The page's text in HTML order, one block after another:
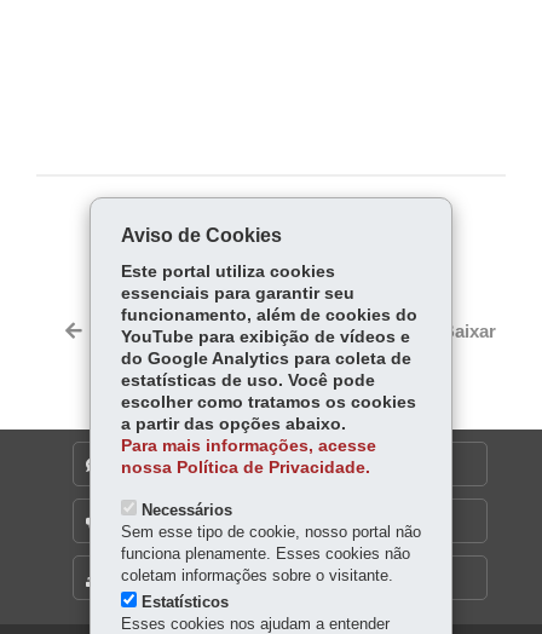
COMPARTILHE:
Fa
ce
bo
ok
Tw
itt
er
ts
Ap
p
Voltar Início Imprimir Baixar
MAPA DO SITE
DENUNCIE CORRUPÇÃO
OUVIDORIA
Aviso de Cookies
Este portal utiliza cookies
essenciais para garantir seu
funcionamento, além de cookies do
YouTube para exibição de vídeos e
do Google Analytics para coleta de
estatísticas de uso. Você pode
escolher como tratamos os cookies
a partir das opções abaixo.
Para mais informações, acesse
nossa Política de Privacidade.
Necessários
Sem esse tipo de cookie, nosso portal não
funciona plenamente. Esses cookies não
coletam informações sobre o visitante.
Estatísticos
Esses cookies nos ajudam a entender